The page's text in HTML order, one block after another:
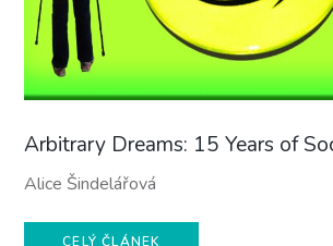
Arbitrary Dreams: 15 Years of
Alice Šindelářová
CELÝ ČLÁNEK